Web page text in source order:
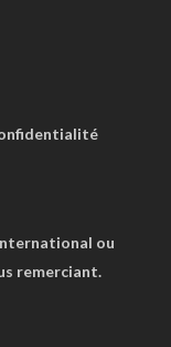
ou
remerciant.